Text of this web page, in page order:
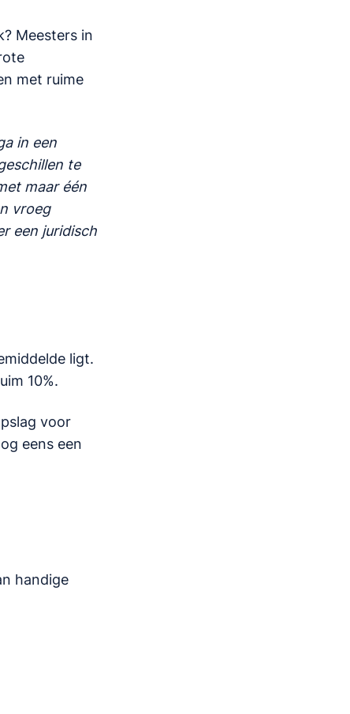
Meesters in
met ruime
in een
te
maar één
vroeg
een juridisch
ligt.
10%.
voor
eens een
handige